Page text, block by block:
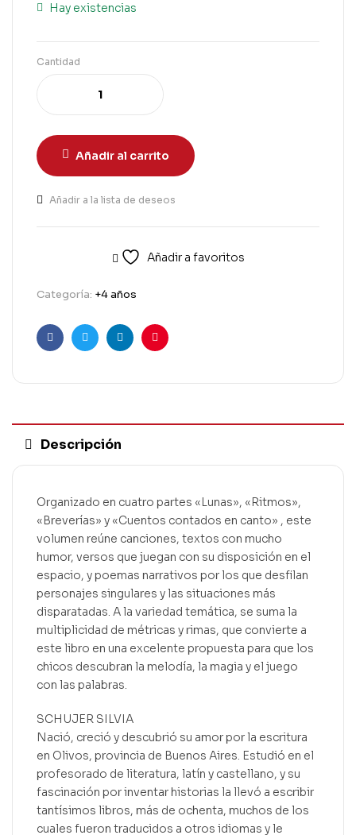
Hay existencias
Cantidad
Añadir al carrito
Añadir a la lista de deseos
Añadir a favoritos
Categoría: +4 años
FacebookTwitterLinkedinPinterest
Descripción
Organizado en cuatro partes «Lunas», «Ritmos»,
«Breverías» y «Cuentos contados en canto» , este
volumen reúne canciones, textos con mucho
humor, versos que juegan con su disposición en el
espacio, y poemas narrativos por los que desfilan
personajes singulares y las situaciones más
disparatadas. A la variedad temática, se suma la
multiplicidad de métricas y rimas, que convierte a
este libro en una excelente propuesta para que los
chicos descubran la melodía, la magia y el juego
con las palabras.
SCHUJER SILVIA
Nació, creció y descubrió su amor por la escritura
en Olivos, provincia de Buenos Aires. Estudió en el
profesorado de literatura, latín y castellano, y su
fascinación por inventar historias la llevó a escribir
tantísimos libros, más de ochenta, muchos de los
cuales fueron traducidos a otros idiomas y le